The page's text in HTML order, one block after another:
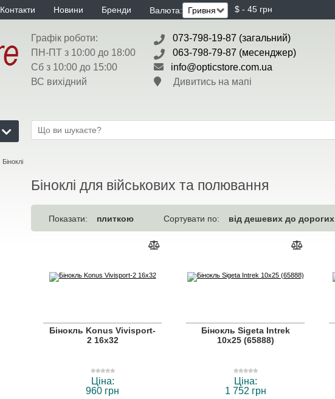
Контакти Новини Бренди Валюта: $ - 45 грн
Графік роботи:
ПН-ПТ з 10:00 до 18:00
Сб з 10:00 до 15:00
ВС вихідний
073-798-19-87 (загальний)
063-798-79-87 (месенджер)
info@opticstore.com.ua
Дивитись на мапі
Біноклі
Біноклі для військових та полювання
Показати: плиткою Сортувати по: від дешевих до дорогих
Бінокль Konus Vivisport-
2 16x32
Ціна:
960 грн
Бінокль Sigeta Intrek
10x25 (65888)
Ціна:
1 752 грн